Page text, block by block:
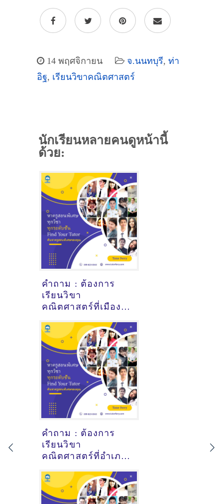
14 พฤศจิกายน จ.นนทบุรี, ท่า
อิฐ, เรียนวิขาคณิตศาสตร์
นักเรียนหลายคนดูหน้านี้
ด้วย:
คำถาม : ต้องการ
เรียนวิขา
คณิตศาสตร์ที่เมือง
ครูสอนพิเศษที่นี่
คำถาม : ต้องการ
เรียนวิขา
คณิตศาสตร์ที่อำเภอ
- ดูคำแนะนำครูสอน
พิเศษที่นี่